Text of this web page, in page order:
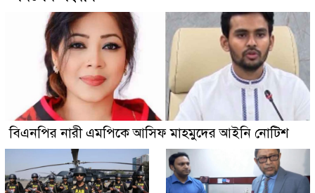
বিএনপির নারী এমপিকে আসিফ মাহমুদের আইনি নোটিশ